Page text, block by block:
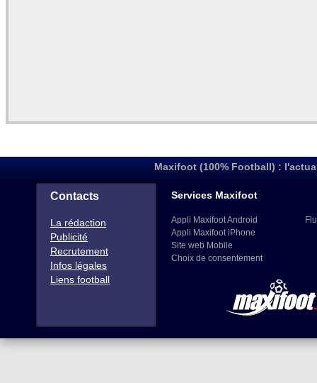
Maxifoot (100% Football) :
Contacts
La rédaction
Publicité
Recrutement
Infos légales
Liens football
Services Maxifoot
Appli Maxifoot Android
Appli Maxifoot iPhone
Site web Mobile
Choix de consentement